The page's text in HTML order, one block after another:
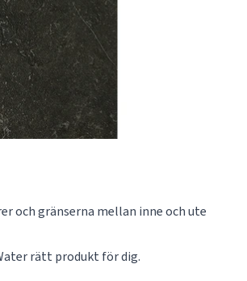
och gränserna mellan inne och ute
rätt produkt för dig.